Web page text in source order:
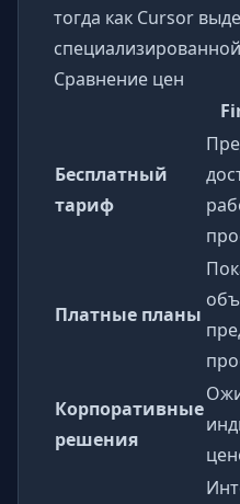
тогда как Cursor
Сравнение цен
Бесплатный
тариф
Платные планы
Корпоративные
решения